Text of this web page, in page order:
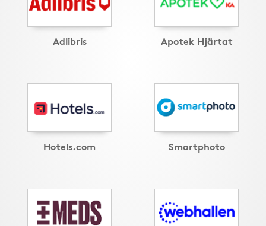
Adlibris Apotek Hjärtat
Hotels.com Smartphoto